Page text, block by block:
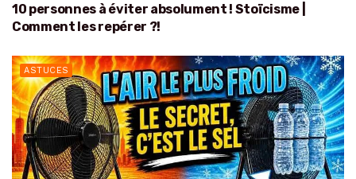
10 personnes à éviter absolument ! Stoïcisme |
Comment les repérer ?!
ASTUCES